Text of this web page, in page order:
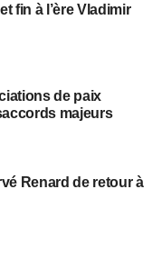
fin à l’ère Vladimir
de paix
majeurs
Renard de retour à